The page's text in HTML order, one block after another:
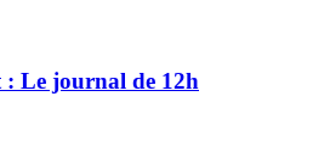
Le journal de 12h